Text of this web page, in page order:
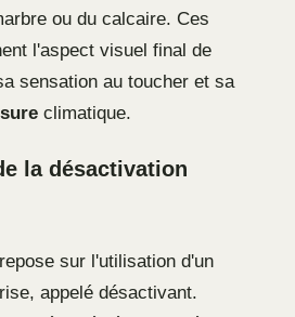
ou du calcaire. Ces
l'aspect visuel final de
sensation au toucher et sa
climatique.
la désactivation
sur l'utilisation d'un
appelé désactivant.